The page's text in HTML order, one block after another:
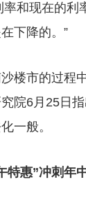
和现在的
下降的。”
楼市的过程
院6月25日
一般。
特惠”冲刺年